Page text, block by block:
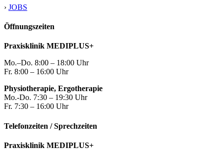
› JOBS
Öffnungszeiten
Praxisklinik MEDIPLUS+
Mo.–Do. 8:00 – 18:00 Uhr
Fr. 8:00 – 16:00 Uhr
Physiotherapie, Ergotherapie
Mo.-Do. 7:30 – 19:30 Uhr
Fr. 7:30 – 16:00 Uhr
Telefonzeiten / Sprechzeiten
Praxisklinik MEDIPLUS+